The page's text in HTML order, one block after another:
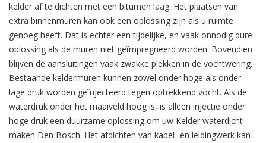
kelder af te dichten met een bitumen laag. Het plaatsen van
extra binnenmuren kan ook een oplossing zijn als u ruimte
genoeg heeft. Dat is echter een tijdelijke, en vaak onnodig dure
oplossing als de muren niet geïmpregneerd worden. Bovendien
blijven de aansluitingen vaak zwakke plekken in de vochtwering.
Bestaande keldermuren kunnen zowel onder hoge als onder
lage druk worden geïnjecteerd tegen optrekkend vocht. Als de
waterdruk onder het maaiveld hoog is, is alleen injectie onder
hoge druk een duurzame oplossing om uw Kelder waterdicht
maken Den Bosch. Het afdichten van kabel- en leidingwerk kan